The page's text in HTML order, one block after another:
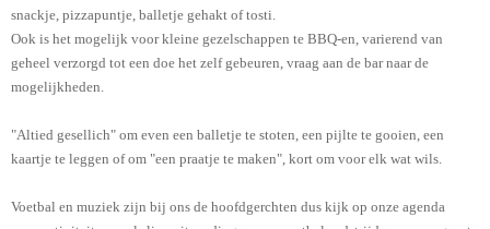
snackje, pizzapuntje, balletje gehakt of tosti.
Ook is het mogelijk voor kleine gezelschappen te BBQ-en, varierend van
geheel verzorgd tot een doe het zelf gebeuren, vraag aan de bar naar de
mogelijkheden.
"Altied gesellich" om even een balletje te stoten, een pijlte te gooien, een
kaartje te leggen of om "een praatje te maken", kort om voor elk wat wils.
Voetbal en muziek zijn bij ons de hoofdgerchten dus kijk op onze agenda